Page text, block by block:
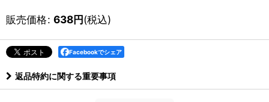
販売価格: 638円(税込)
Facebookでシェア
返品特約に関する重要事項